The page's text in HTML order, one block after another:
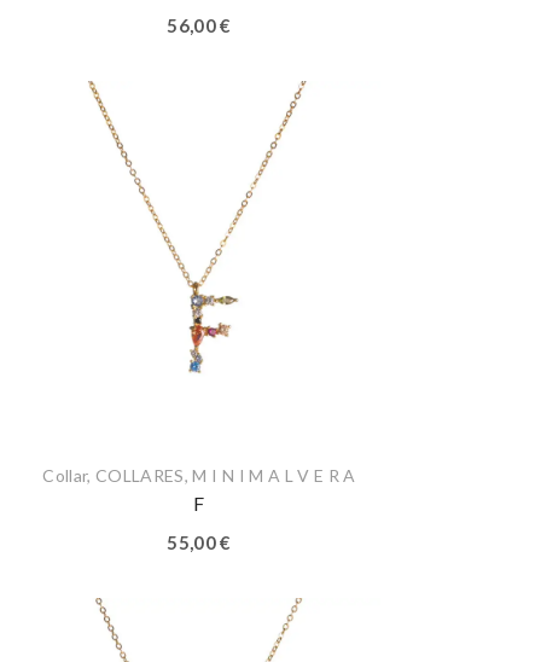
56,00€
Collar, COLLARES,M I N I M A L V E R A
F
55,00€